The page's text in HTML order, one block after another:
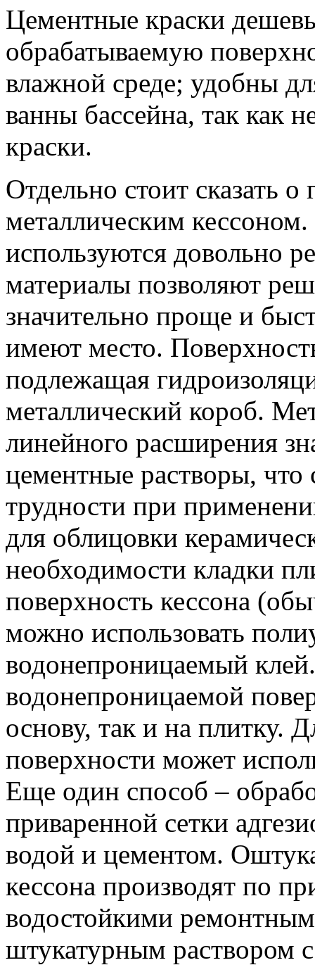
Цементные краски
обрабатываемую
влажной среде; удобны
ванны бассейна, так как
краски.
Отдельно стоит сказать
металлическим
используются довольно
материалы позволяют
значительно проще и
имеют место.
подлежащая
металлический короб.
линейного расширения
цементные растворы, что
трудности при
для облицовки
необходимости кладки
поверхность кессона
можно использовать
водонепроницаемый
водонепроницаемой
основу, так и на плитку.
поверхности может
Еще один способ –
приваренной сетки
водой и цементом.
кессона производят по
водостойкими
штукатурным раствором